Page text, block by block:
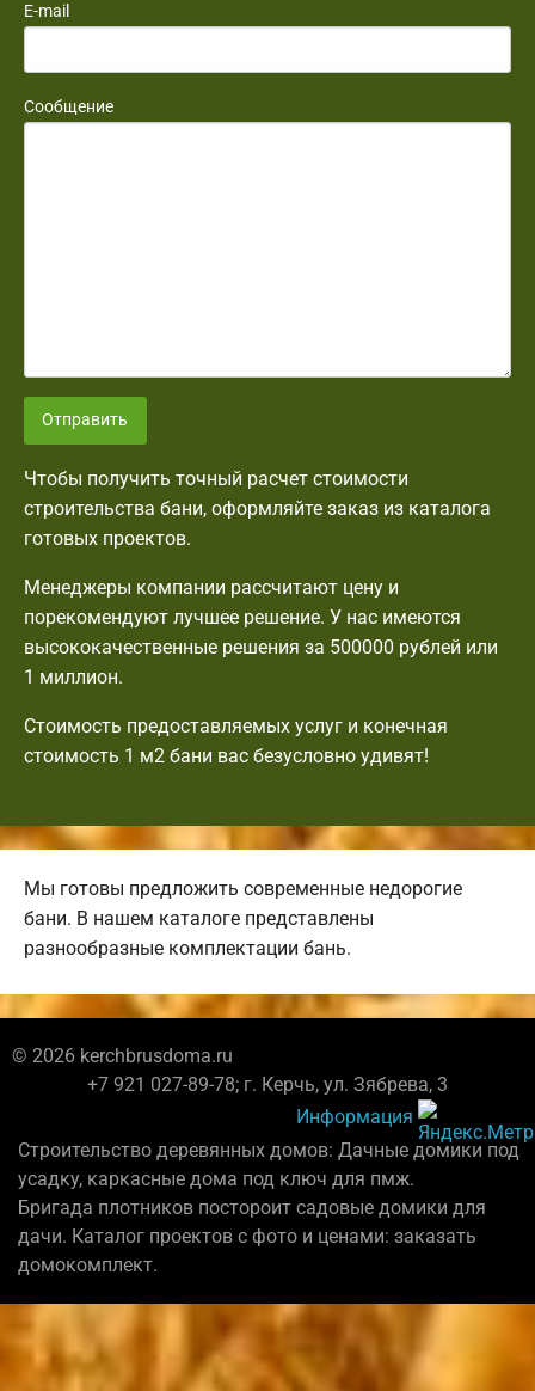
E-mail
Сообщение
Отправить
Чтобы получить точный расчет стоимости
строительства бани, оформляйте заказ из каталога
готовых проектов.
Менеджеры компании рассчитают цену и
порекомендуют лучшее решение. У нас имеются
высококачественные решения за 500000 рублей или
1 миллион.
Стоимость предоставляемых услуг и конечная
стоимость 1 м2 бани вас безусловно удивят!
Мы готовы предложить современные недорогие
бани. В нашем каталоге представлены
разнообразные комплектации бань.
© 2026 kerchbrusdoma.ru
+7 921 027-89-78; г. Керчь, ул. Зябрева, 3
Информация
Строительство деревянных домов: Дачные домики под
усадку, каркасные дома под ключ для пмж.
Бригада плотников постороит садовые домики для
дачи. Каталог проектов с фото и ценами: заказать
домокомплект.